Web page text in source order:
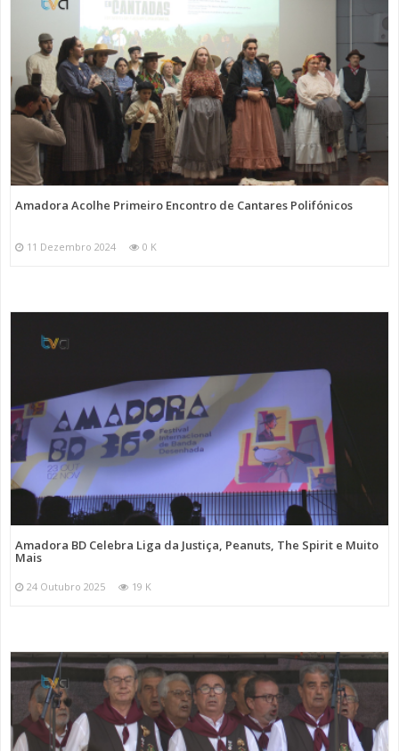
Amadora Acolhe Primeiro Encontro de Cantares Polifónicos
11 Dezembro 2024 0 K
Amadora BD Celebra Liga da Justiça, Peanuts, The Spirit e Muito
Mais
24 Outubro 2025 19 K